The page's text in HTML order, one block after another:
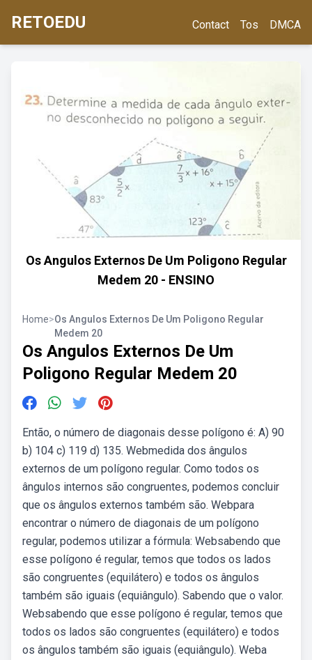
RETOEDU Contact Tos DMCA
Os Angulos Externos De Um Poligono Regular
Medem 20 - ENSINO
Home>Os Angulos Externos De Um Poligono Regular
Medem 20
Os Angulos Externos De Um
Poligono Regular Medem 20
Então, o número de diagonais desse polígono é: A) 90
b) 104 c) 119 d) 135. Webmedida dos ângulos
externos de um polígono regular. Como todos os
ângulos internos são congruentes, podemos concluir
que os ângulos externos também são. Webpara
encontrar o número de diagonais de um polígono
regular, podemos utilizar a fórmula: Websabendo que
esse polígono é regular, temos que todos os lados
são congruentes (equilátero) e todos os ângulos
também são iguais (equiângulo). Sabendo que o valor.
Websabendo que esse polígono é regular, temos que
todos os lados são congruentes (equilátero) e todos
os ângulos também são iguais (equiângulo). Weba